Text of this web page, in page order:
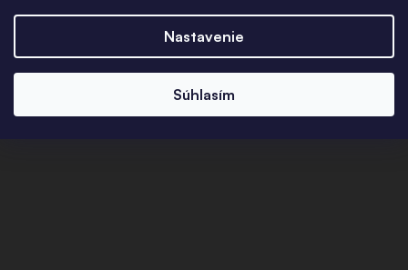
Nastavenie
Súhlasím